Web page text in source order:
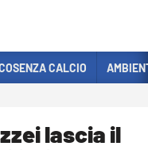
CALCIO
lascia il